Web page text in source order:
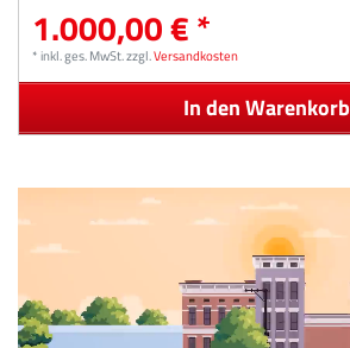
1.000,00 € *
*inkl. ges. MwSt.zzgl.Versandkosten
In den Warenkorb